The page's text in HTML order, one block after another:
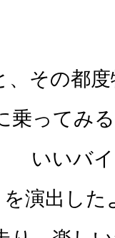
、その都
乗ってみ
いいバ
演出した